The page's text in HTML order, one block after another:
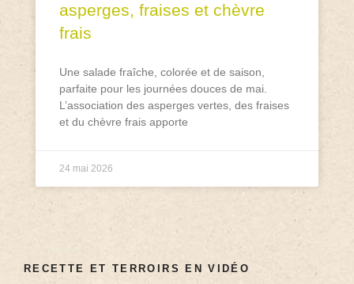
asperges, fraises et chèvre
frais
Une salade fraîche, colorée et de saison,
parfaite pour les journées douces de mai.
L’association des asperges vertes, des fraises
et du chèvre frais apporte
24 mai 2026
RECETTE ET TERROIRS EN VIDÉO